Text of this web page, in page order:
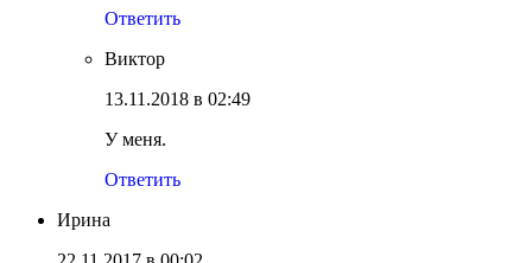
Ответить
Виктор
13.11.2018 в 02:49
У меня.
Ответить
Ирина